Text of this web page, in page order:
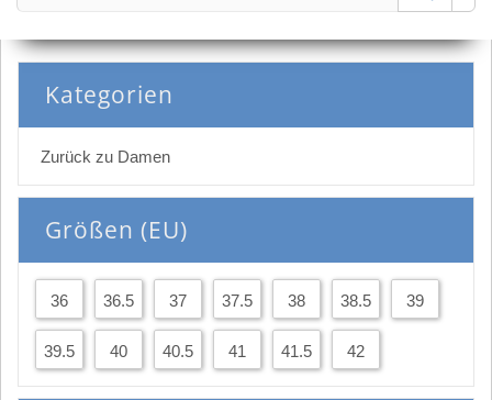
Kategorien
Zurück zu Damen
Größen (EU)
36 36.5 37 37.5 38 38.5 39
39.5 40 40.5 41 41.5 42